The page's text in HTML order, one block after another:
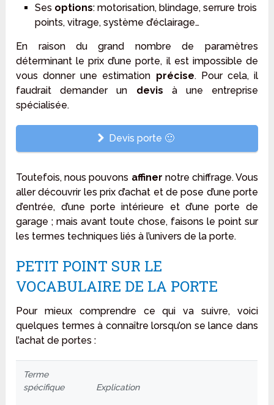
Ses options: motorisation, blindage, serrure trois
points, vitrage, système d’éclairage…
En raison du grand nombre de paramètres
déterminant le prix d’une porte, il est impossible de
vous donner une estimation précise. Pour cela, il
faudrait demander un devis à une entreprise
spécialisée.
Devis porte 🙂
Toutefois, nous pouvons affiner notre chiffrage. Vous
aller découvrir les prix d’achat et de pose d’une porte
d’entrée, d’une porte intérieure et d’une porte de
garage ; mais avant toute chose, faisons le point sur
les termes techniques liés à l’univers de la porte.
PETIT POINT SUR LE
VOCABULAIRE DE LA PORTE
Pour mieux comprendre ce qui va suivre, voici
quelques termes à connaître lorsqu’on se lance dans
l’achat de portes :
Terme
spécifique
Explication